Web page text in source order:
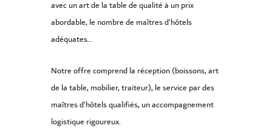
avec un art de la table de qualité à un prix
abordable, le nombre de maîtres d’hôtels
adéquates…
Notre offre comprend la réception (boissons, art
de la table, mobilier, traiteur), le service par des
maîtres d’hôtels qualifiés, un accompagnement
logistique rigoureux.